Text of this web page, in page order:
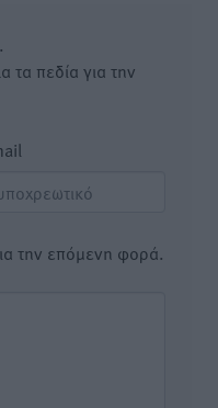
πεδία για την
την επόμενη φορά.